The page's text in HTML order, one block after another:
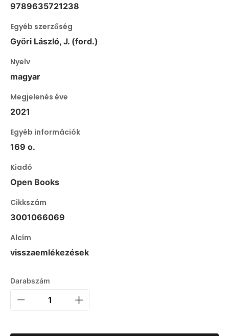
9789635721238
Egyéb szerzőség
Győri László, J. (ford.)
Nyelv
magyar
Megjelenés éve
2021
Egyéb információk
169 o.
Kiadó
Open Books
Cikkszám
3001066069
Alcím
visszaemlékezések
Darabszám